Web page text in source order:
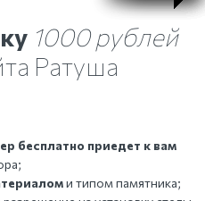
1000 рублей
Ратуша
бесплатно приедет к вам
и типом памятника;